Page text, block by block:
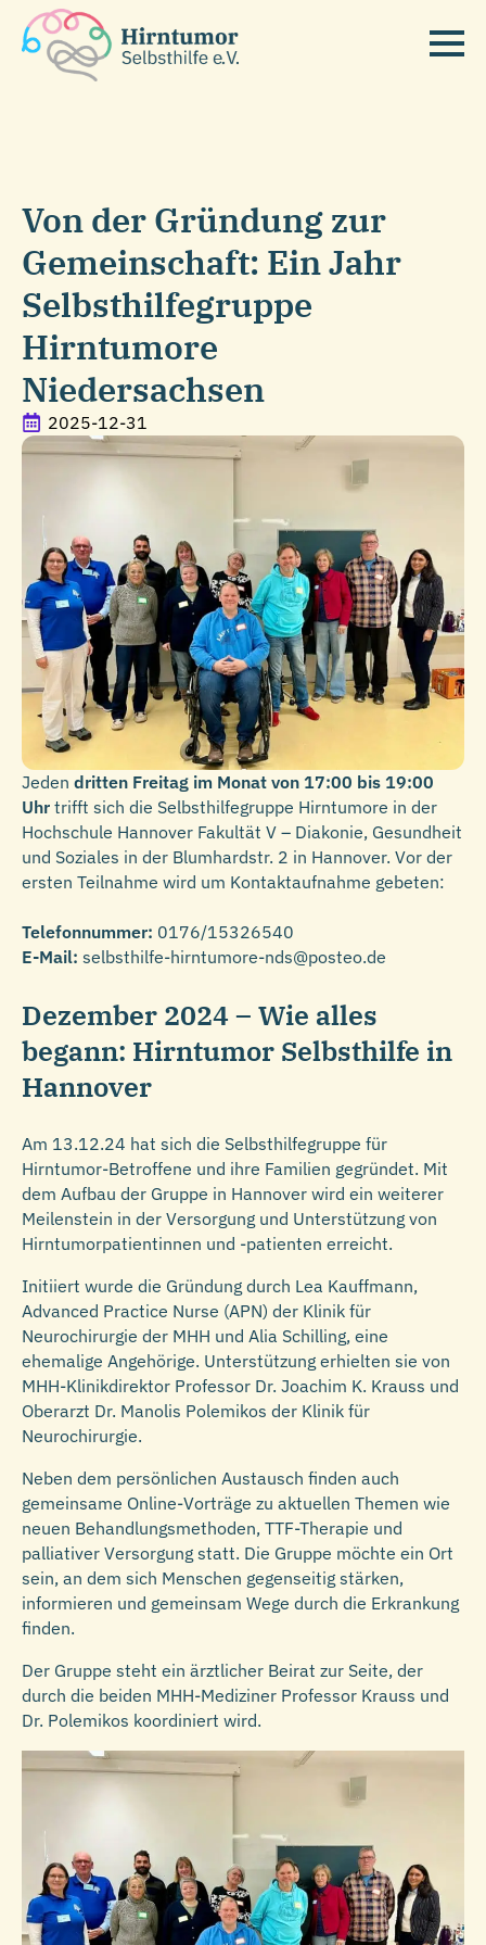
Von der Gründung zur
Gemeinschaft: Ein Jahr
Selbsthilfegruppe
Hirntumore
Niedersachsen
2025-12-31
Jeden dritten Freitag im Monat von 17:00 bis 19:00
Uhr trifft sich die Selbsthilfegruppe Hirntumore in der
Hochschule Hannover Fakultät V – Diakonie, Gesundheit
und Soziales in der Blumhardstr. 2 in Hannover. Vor der
ersten Teilnahme wird um Kontaktaufnahme gebeten:
Telefonnummer: 0176/15326540
E-Mail: selbsthilfe-hirntumore-nds@posteo.de
Dezember 2024 – Wie alles
begann: Hirntumor Selbsthilfe in
Hannover
Am 13.12.24 hat sich die Selbsthilfegruppe für
Hirntumor-Betroffene und ihre Familien gegründet. Mit
dem Aufbau der Gruppe in Hannover wird ein weiterer
Meilenstein in der Versorgung und Unterstützung von
Hirntumorpatientinnen und -patienten erreicht.
Initiiert wurde die Gründung durch Lea Kauffmann,
Advanced Practice Nurse (APN) der Klinik für
Neurochirurgie der MHH und Alia Schilling, eine
ehemalige Angehörige. Unterstützung erhielten sie von
MHH-Klinikdirektor Professor Dr. Joachim K. Krauss und
Oberarzt Dr. Manolis Polemikos der Klinik für
Neurochirurgie.
Neben dem persönlichen Austausch finden auch
gemeinsame Online-Vorträge zu aktuellen Themen wie
neuen Behandlungsmethoden, TTF-Therapie und
palliativer Versorgung statt. Die Gruppe möchte ein Ort
sein, an dem sich Menschen gegenseitig stärken,
informieren und gemeinsam Wege durch die Erkrankung
finden.
Der Gruppe steht ein ärztlicher Beirat zur Seite, der
durch die beiden MHH-Mediziner Professor Krauss und
Dr. Polemikos koordiniert wird.